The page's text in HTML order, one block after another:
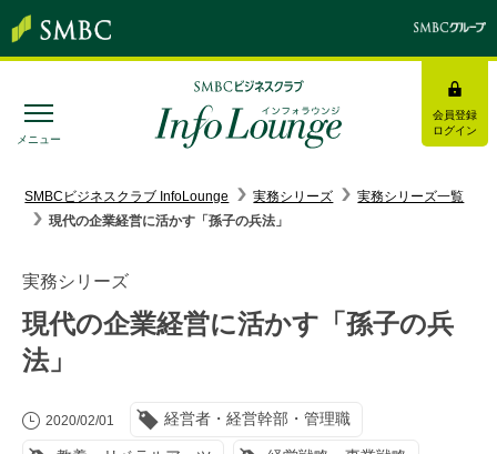
メニュー
会員登録
ログイン
みんなの研修
トピックス＆インフォメーション
お役立ち情報
SMBCビジネスクラブ InfoLounge 実務シリーズ
実務シリーズ一覧
現代の企業経営に活かす「孫子の兵法」
実務シリーズ
現代の企業経営に活かす「孫子の兵
法」
2020/02/01 経営者・経営幹部・管理職